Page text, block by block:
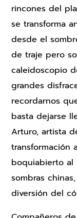
rincones del
se transforma
desde el
de traje pero
caleidoscopio
grandes
recordarnos
basta dejarse
Arturo, artista
transformación
boquiabierto al
sombras
diversión del